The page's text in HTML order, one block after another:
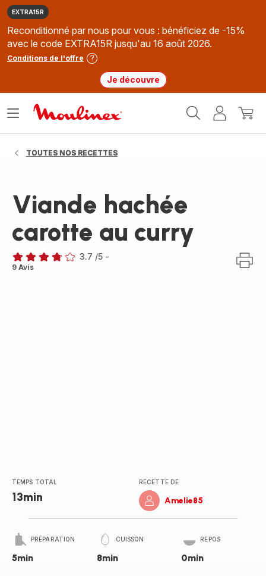
EXTRA15R
Reconditionné par nous pour vous : bénéficiez de -15%
avec le code EXTRA15R jusqu'au 16 août 2026.
Conditions de l'offre
Je découvre
MonMon
Ouvrir
TOUTES NOS RECETTES
Viande hachée
carotte au curry
ratings.3.7
3.7 /5 -
9 Avis
TEMPS TOTAL
13min
RECETTE DE
Amelie85
PRÉPARATION
5min
CUISSON
8min
REPOS
0min